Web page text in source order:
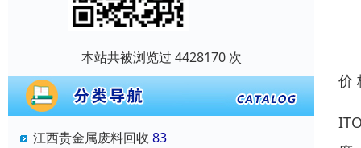
本站共被浏览过 4428170 次
江西贵金属废料回收 83
价